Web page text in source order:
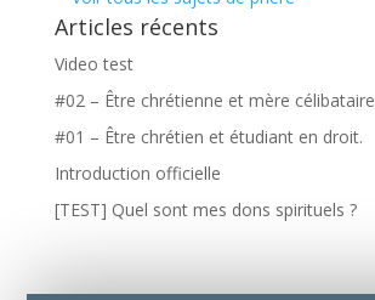
Articles récents
Video test
#02 – Être chrétienne et mère célibataire
#01 – Être chrétien et étudiant en droit.
Introduction officielle
[TEST] Quel sont mes dons spirituels ?